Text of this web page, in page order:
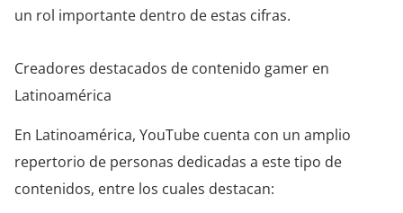
un rol importante dentro de estas cifras.
Creadores destacados de contenido gamer en
Latinoamérica
En Latinoamérica, YouTube cuenta con un amplio
repertorio de personas dedicadas a este tipo de
contenidos, entre los cuales destacan: